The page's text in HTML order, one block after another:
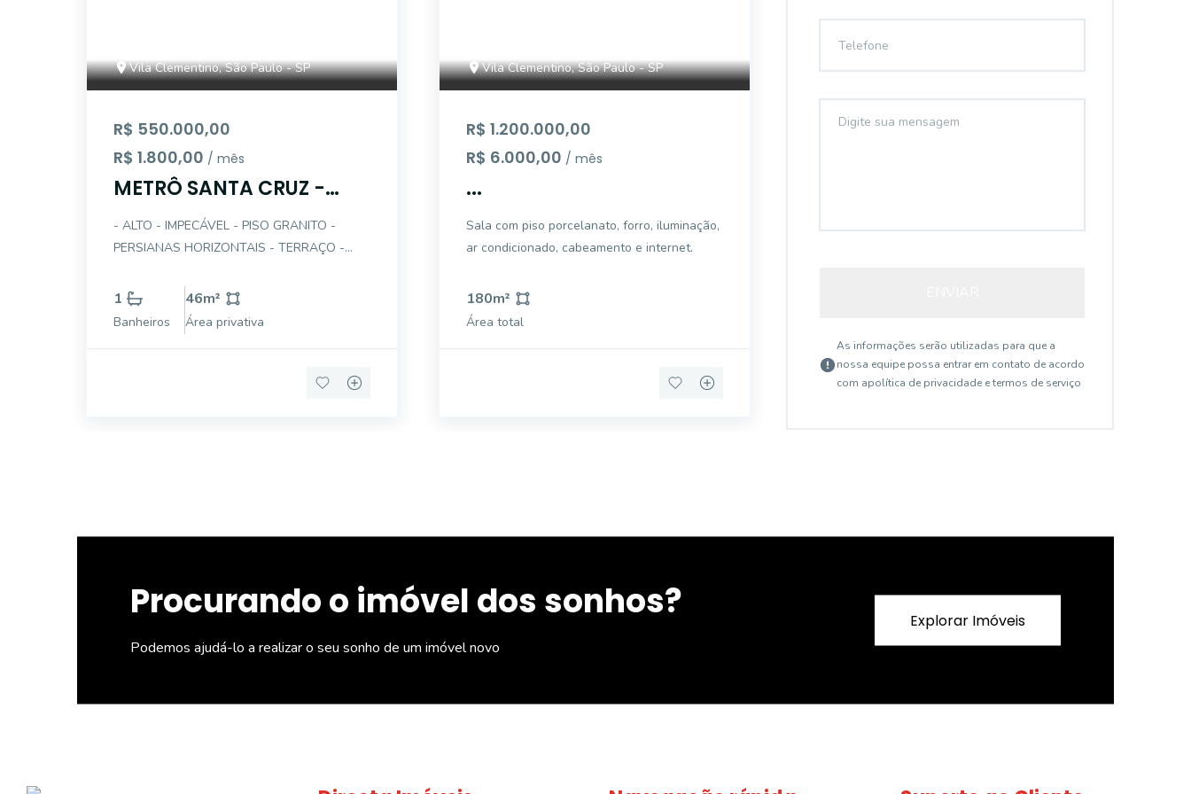
Vila Clementino, São Paulo - SP
R$ 550.000,00
R$ 1.800,00 / mês
METRÔ SANTA CRUZ -
ALUGO OU VENDO SALA
COMERCIAL
- ALTO - IMPECÁVEL - PISO GRANITO -
PERSIANAS HORIZONTAIS - TERRAÇO -
CRUZ
1
Banheiros
46m²
Área privativa
Vila Clementino, São Paulo - SP
R$ 1.200.000,00
R$ 6.000,00 / mês
...
Sala com piso porcelanato, forro, iluminação,
ar condicionado, cabeamento e internet.
180m²
Área total
Vila Clementino, São Paulo - SP
R$ 600.000,00
Sala com piso porcelanato, forro, iluminação,
As informações serão utilizadas para que a
nossa equipe possa entrar em contato de acordo
com apolítica de privacidade e termos de serviço
Procurando o imóvel dos sonhos?
Podemos ajudá-lo a realizar o seu sonho de um imóvel novo
Explorar Imóveis